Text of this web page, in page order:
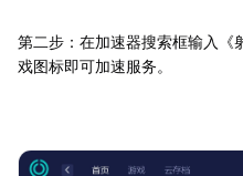
第二步：在加速器搜索框输入
戏图标即可加速服务。